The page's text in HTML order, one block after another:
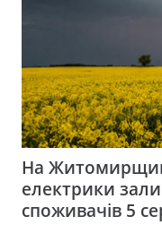
На
електрики
споживачів 5